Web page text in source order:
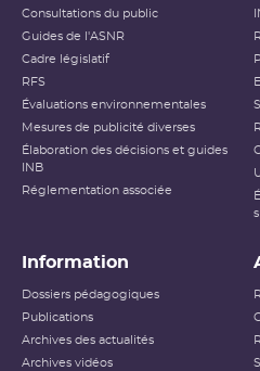
Consultations du public
Guides de l'ASNR
Cadre législatif
RFS
Évaluations environnementales
Mesures de publicité diverses
Élaboration des décisions et guides
INB
Réglementation associée
Information
Dossiers pédagogiques
Publications
Archives des actualités
Archives vidéos